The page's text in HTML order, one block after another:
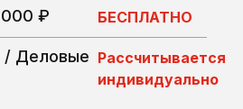
000 ₽ БЕСПЛАТНО
/ Деловые Рассчитывается
индивидуально